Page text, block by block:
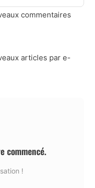
commentaires
articles par e-
commencé.
!